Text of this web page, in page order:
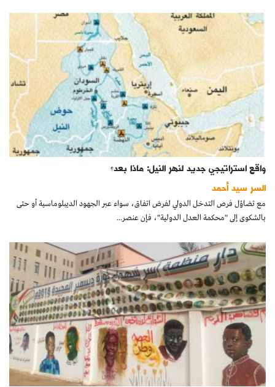
واقع استراتيجي جديد لنهر النيل: ماذا بعد؟
السر سيد أحمد
مع تضاؤل فرص التدخل الدولي لفرض اتفاق، سواء عبر الجهود الديبلوماسية أو حتى
بالشكوى إلى "محكمة العدل الدولية"، فإن عنصر...